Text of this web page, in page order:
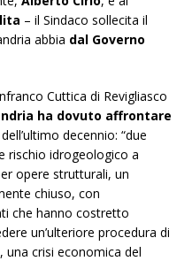
– il Sindaco sollecita il
abbia dal Governo
Cuttica di Revigliasco
ha dovuto affrontare
decennio: “due
rischio idrogeologico a
opere strutturali, un
chiuso, con
che hanno costretto
un’ulteriore procedura di
una crisi economica del